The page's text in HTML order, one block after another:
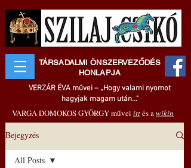
TÁRSADALMI ÖNSZERVEZŐDÉS
HONLAPJA
VERZÁR ÉVA művei – „Hogy valami nyomot
hagyjak magam után..."
VARGA DOMOKOS GYÖRGY művei ittés awikin
Bejegyzés
All Posts